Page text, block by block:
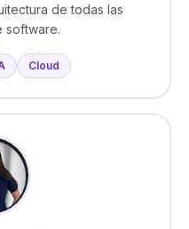
de todas las
software.
Cloud